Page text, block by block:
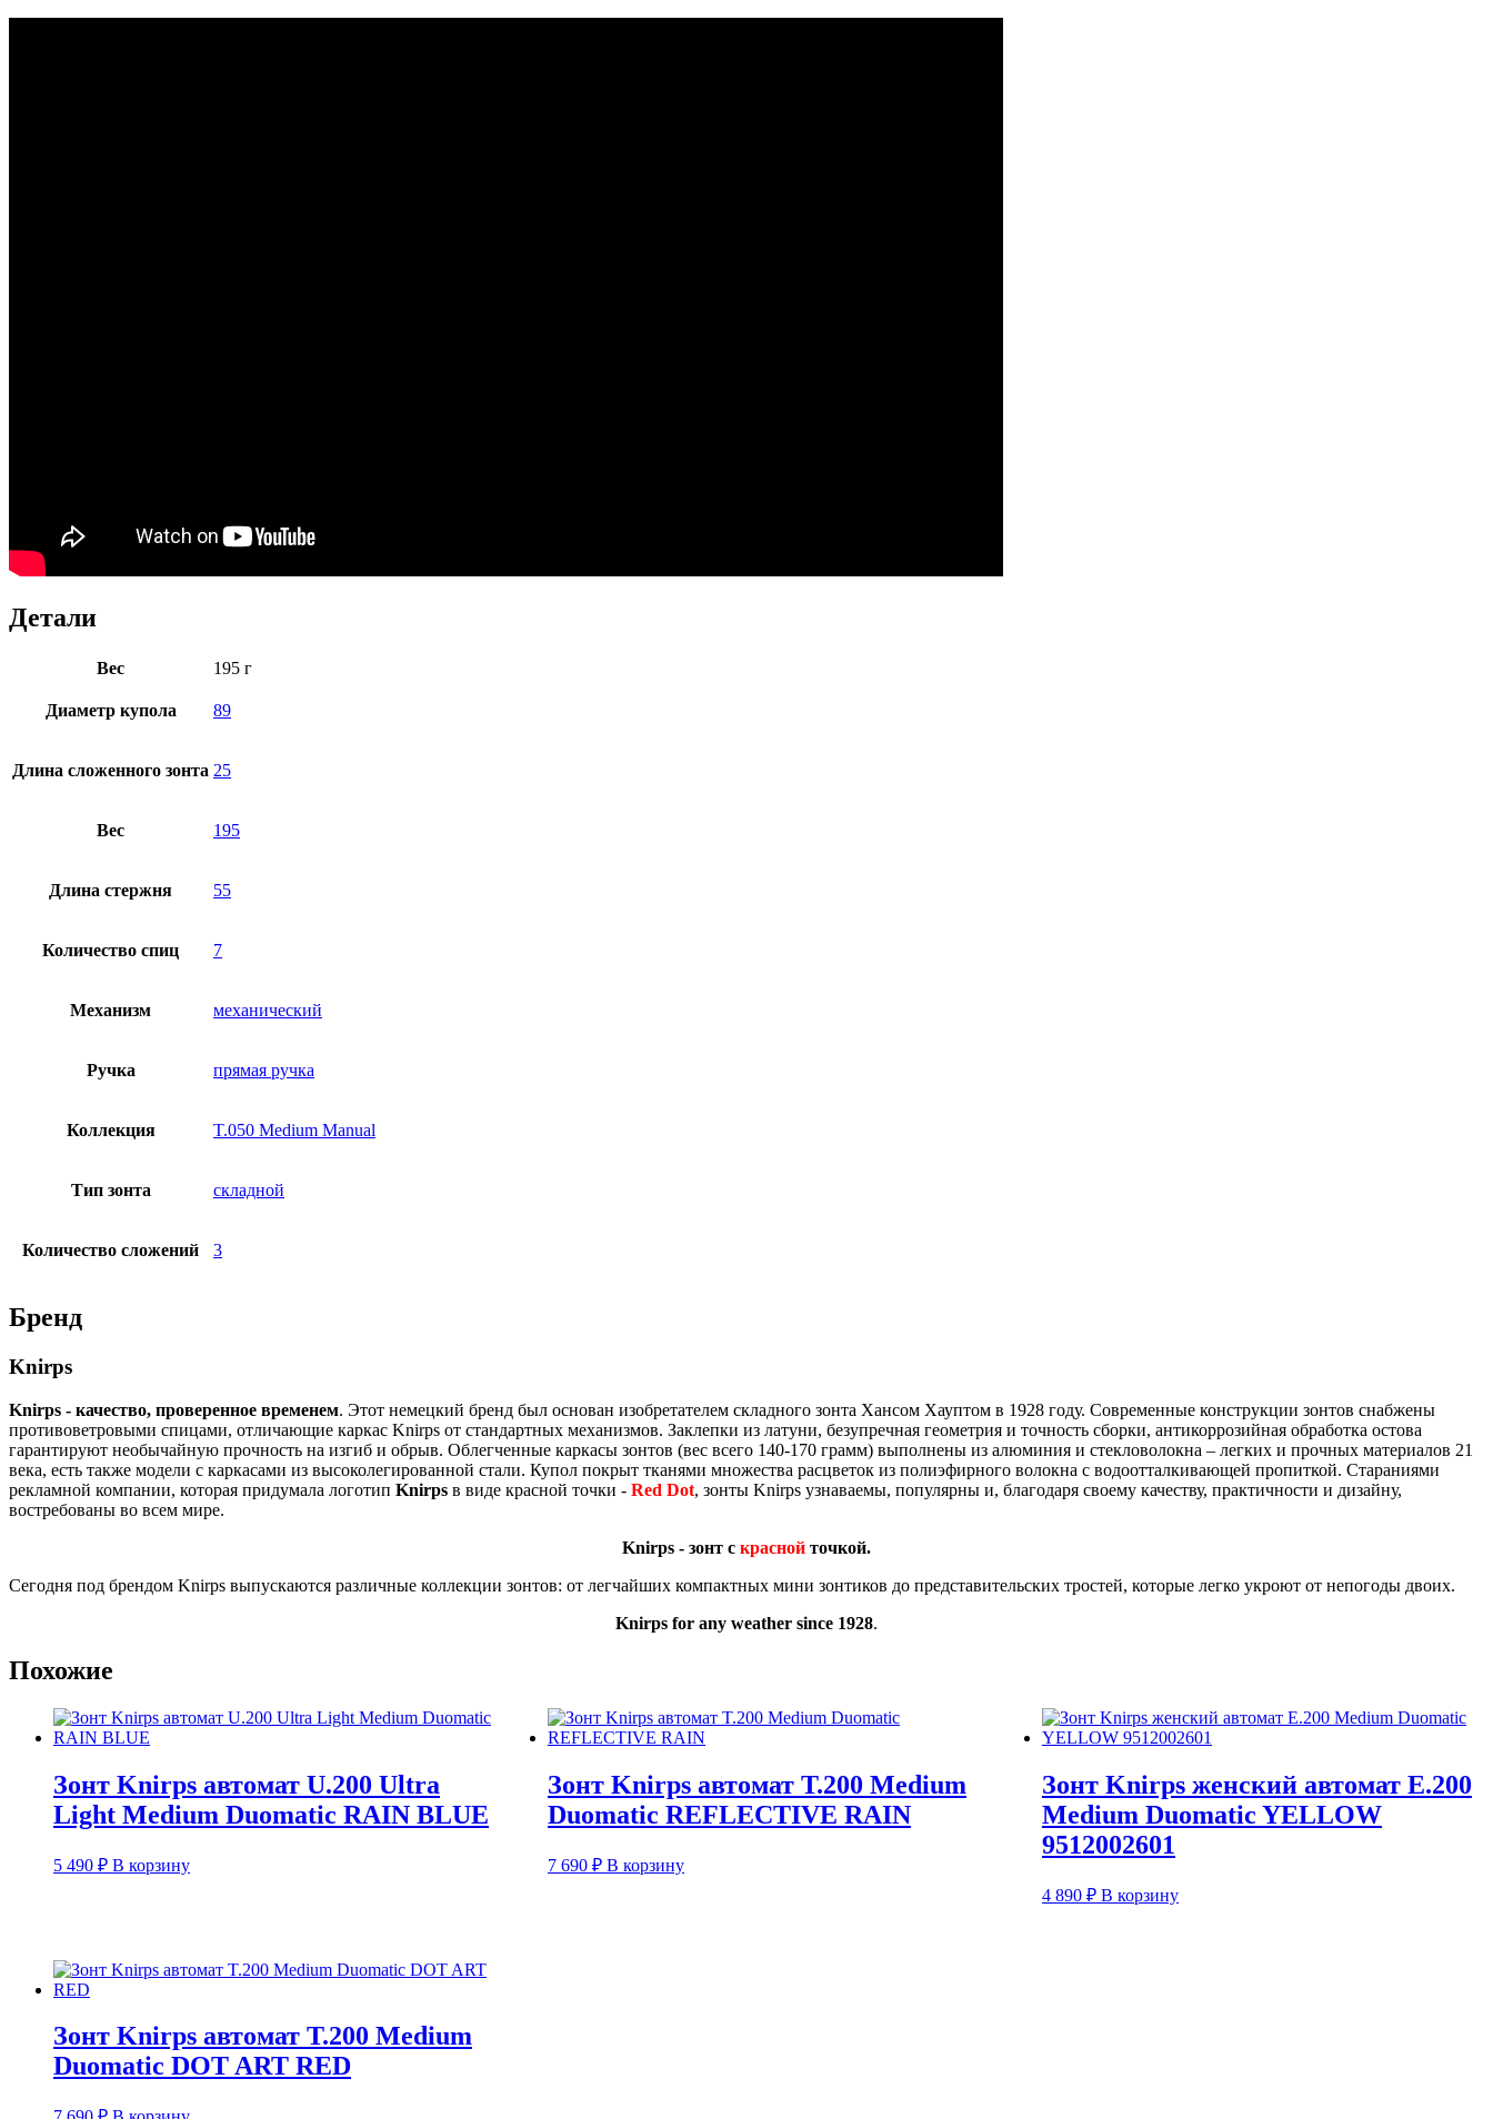
Детали
Вес 195 г
Диаметр купола 89
Длина сложенного зонта 25
Вес 195
Длина стержня 55
Количество спиц 7
Механизм механический
Ручка прямая ручка
Коллекция T.050 Medium Manual
Тип зонта складной
Количество сложений 3
Бренд
Knirps
Knirps - качество, проверенное временем. Этот немецкий бренд был основан изобретателем складного зонта Хансом Хауптом в 1928 году. Современные конструкции зонтов снабжены
противоветровыми спицами, отличающие каркас Knirps от стандартных механизмов. Заклепки из латуни, безупречная геометрия и точность сборки, антикоррозийная обработка остова
гарантируют необычайную прочность на изгиб и обрыв. Облегченные каркасы зонтов (вес всего 140-170 грамм) выполнены из алюминия и стекловолокна – легких и прочных материалов 21
века, есть также модели с каркасами из высоколегированной стали. Купол покрыт тканями множества расцветок из полиэфирного волокна с водоотталкивающей пропиткой. Стараниями
рекламной компании, которая придумала логотип Knirps в виде красной точки - Red Dot, зонты Knirps узнаваемы, популярны и, благодаря своему качеству, практичности и дизайну,
востребованы во всем мире.
Knirps - зонт с красной точкой.
Сегодня под брендом Knirps выпускаются различные коллекции зонтов: от легчайших компактных мини зонтиков до представительских тростей, которые легко укроют от непогоды двоих.
Knirps for any weather since 1928.
Похожие
Зонт Knirps автомат U.200 Ultra
Light Medium Duomatic RAIN BLUE
5 490 ₽ В корзину
Зонт Knirps автомат T.200 Medium
Duomatic REFLECTIVE RAIN
7 690 ₽ В корзину
Зонт Knirps женский автомат E.200
Medium Duomatic YELLOW
9512002601
4 890 ₽ В корзину
Зонт Knirps автомат T.200 Medium
Duomatic DOT ART RED